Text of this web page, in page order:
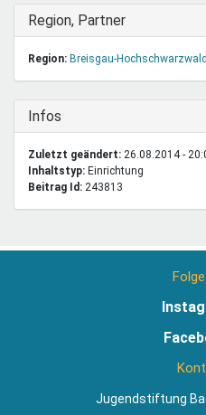
Ausblenden
Region, Partner
Region: Breisgau-Hochschwarzwald
Ausblenden
Infos
Zuletzt geändert: 26.08.2014 -
Inhaltstyp:
einrichtung
Beitrag Id: 243813
Jugendstiftung